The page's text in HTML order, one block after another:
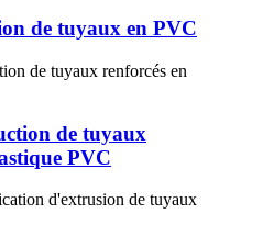
de tuyaux en PVC
de tuyaux
PVC